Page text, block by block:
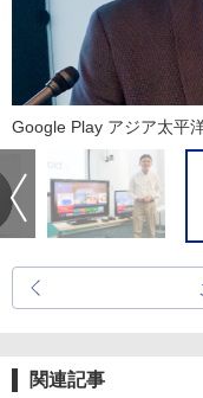
Google Play アジア太平
関連記事